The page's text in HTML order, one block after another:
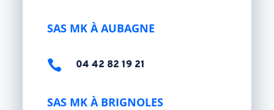
SAS MK À AUBAGNE
 04 42 82 19 21
SAS MK À BRIGNOLES